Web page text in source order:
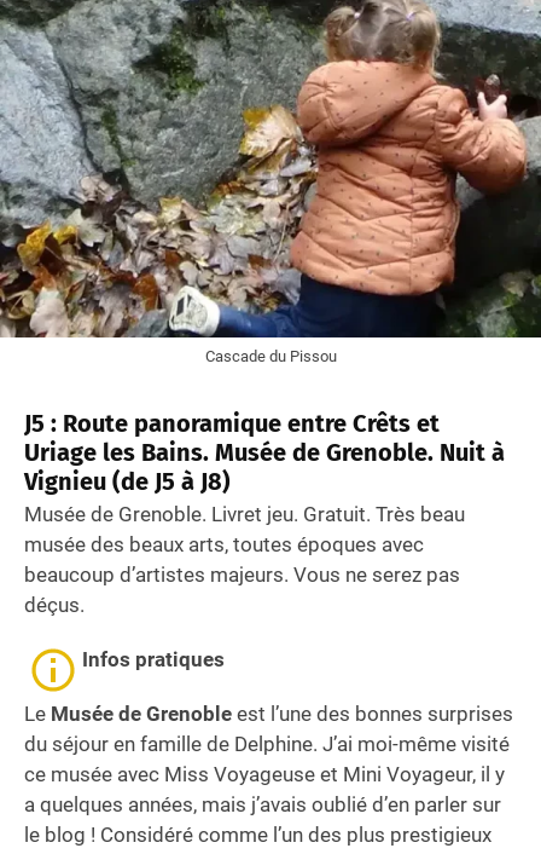
Cascade du Pissou
J5 : Route panoramique entre Crêts et
Uriage les Bains. Musée de Grenoble. Nuit à
Vignieu (de J5 à J8)
Musée de Grenoble. Livret jeu. Gratuit. Très beau
musée des beaux arts, toutes époques avec
beaucoup d’artistes majeurs. Vous ne serez pas
déçus.
Infos pratiques
Le Musée de Grenoble est l’une des bonnes surprises
du séjour en famille de Delphine. J’ai moi-même visité
ce musée avec Miss Voyageuse et Mini Voyageur, il y
a quelques années, mais j’avais oublié d’en parler sur
le blog ! Considéré comme l’un des plus prestigieux